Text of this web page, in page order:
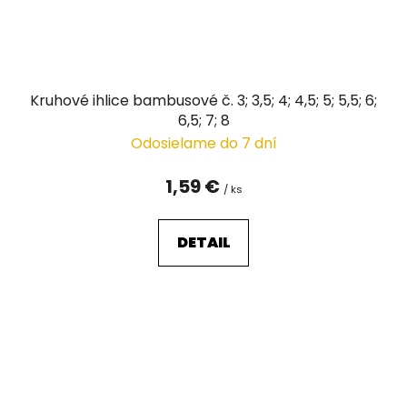
Kruhové ihlice bambusové č. 3; 3,5; 4; 4,5; 5; 5,5; 6;
6,5; 7; 8
Odosielame do 7 dní
1,59 € / ks
DETAIL